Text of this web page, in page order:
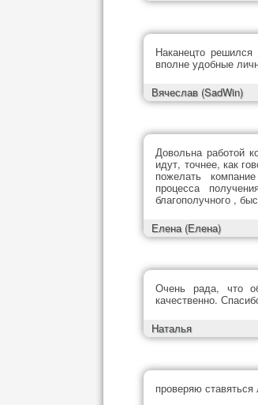
Наканецто
вполне удобные
Вячеслав (SadWin)
Довольна работой
идут, точнее, как
пожелать
процесса
благополучного ,
Елена (Елена)
Очень рада, что
качественно.
Наталья
проверяю